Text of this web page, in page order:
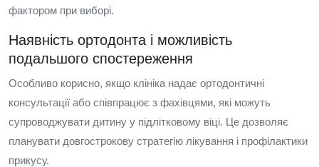
фактором при виборі.
Наявність ортодонта і можливість
подальшого спостереження
Особливо корисно, якщо клініка надає ортодонтичні
консультації або співпрацює з фахівцями, які можуть
супроводжувати дитину у підлітковому віці. Це дозволяє
планувати довгострокову стратегію лікування і профілактики
прикусу.